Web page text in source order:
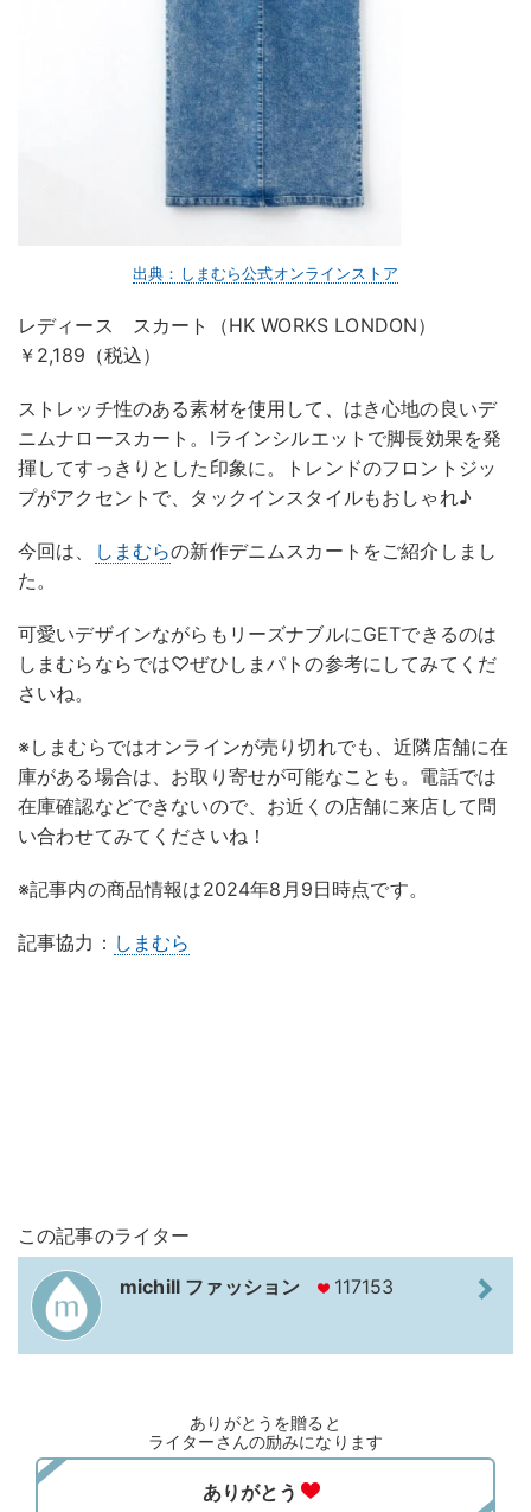
出典：しまむら公式オンラインストア
レディース スカート（HK WORKS LONDON）
￥2,189（税込）
ストレッチ性のある素材を使用して、はき心地の良いデ
ニムナロースカート。Iラインシルエットで脚長効果を発
揮してすっきりとした印象に。トレンドのフロントジッ
プがアクセントで、タックインスタイルもおしゃれ♪
今回は、 しまむらの新作デニムスカートをご紹介しまし
た。
可愛いデザインながらもリーズナブルにGETできるのは
しまむらならでは♡ぜひしまパトの参考にしてみてくだ
さいね。
※しまむらではオンラインが売り切れでも、近隣店舗に在
庫がある場合は、お取り寄せが可能なことも。電話では
在庫確認などできないので、お近くの店舗に来店して問
い合わせてみてくださいね！
※記事内の商品情報は2024年8月9日時点です。
記事協力： しまむら
この記事のライター
michill ファッション 117153
ありがとうを贈ると
ライターさんの励みになります